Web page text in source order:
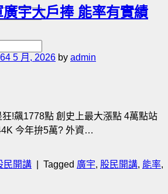
宇大戶捧 能率有實績
4 5 月, 2026 by admin
狂!飆1778點 創史上最大漲點 4萬點站
今年拚5萬? 外資…
民開講 Tagged 廣宇, 股民開講, 能率,